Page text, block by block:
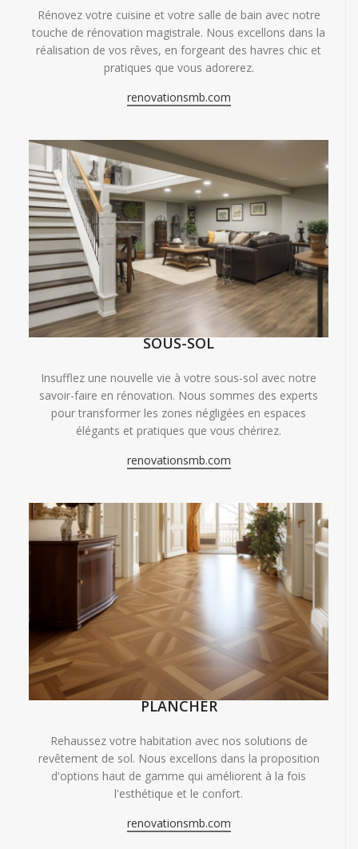
Rénovez votre cuisine et votre salle de bain avec notre
touche de rénovation magistrale. Nous excellons dans la
réalisation de vos rêves, en forgeant des havres chic et
pratiques que vous adorerez.
renovationsmb.com
SOUS-SOL
Insufflez une nouvelle vie à votre sous-sol avec notre
savoir-faire en rénovation. Nous sommes des experts
pour transformer les zones négligées en espaces
élégants et pratiques que vous chérirez.
renovationsmb.com
PLANCHER
Rehaussez votre habitation avec nos solutions de
revêtement de sol. Nous excellons dans la proposition
d'options haut de gamme qui améliorent à la fois
l'esthétique et le confort.
renovationsmb.com